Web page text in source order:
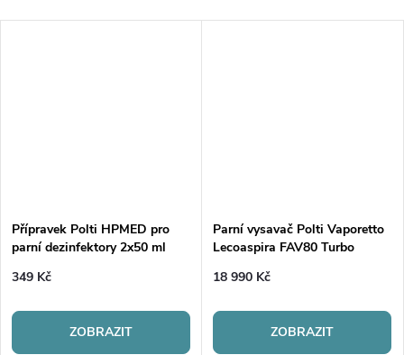
Přípravek Polti HPMED pro
parní dezinfektory 2x50 ml
349 Kč
ZOBRAZIT
Parní vysavač Polti Vaporetto
Lecoaspira FAV80 Turbo
18 990 Kč
ZOBRAZIT